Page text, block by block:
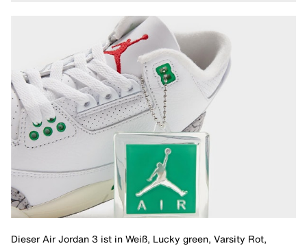
Dieser Air Jordan 3 ist in Weiß, Lucky green, Varsity Rot,